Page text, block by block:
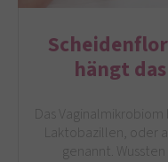
hängt
Das Vaginalmikrobiom
Laktobazillen, oder
genannt.